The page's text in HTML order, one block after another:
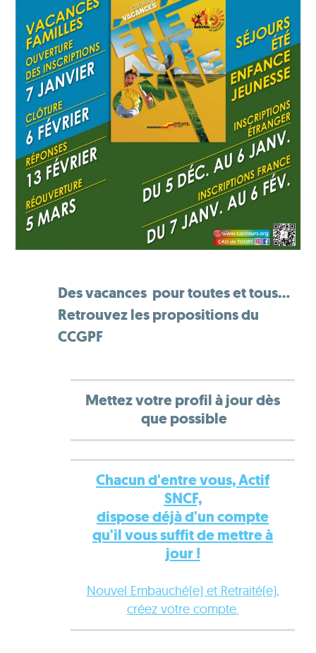
Des vacances pour toutes et tous...
Retrouvez les propositions du
CCGPF
Mettez votre profil à jour dès
que possible
Chacun d'entre vous, Actif
SNCF,
dispose déjà d'un compte
qu'il vous suffit de mettre à
jour !
Nouvel Embauché(e) et Retraité(e),
créez votre compte.